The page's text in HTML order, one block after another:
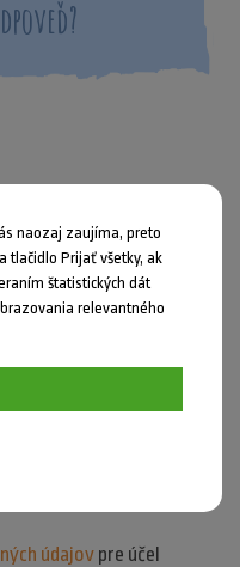
údajov pre účel
naozaj zaujíma, preto
tlačidlo Prijať všetky, ak
štatistických dát
relevantného